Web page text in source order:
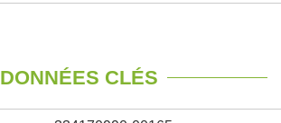
DONNÉES CLÉS